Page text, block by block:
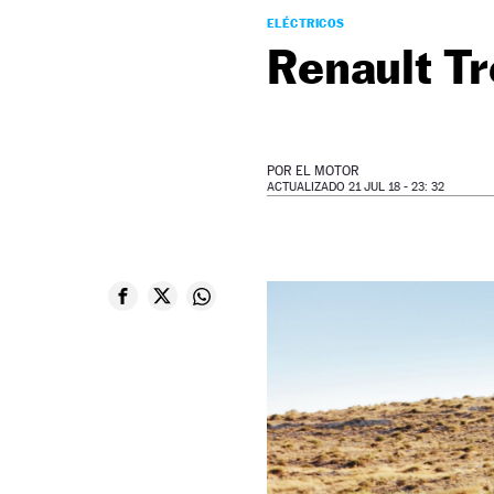
ELÉCTRICOS
Renault
POR EL MOTOR
ACTUALIZADO 21 JUL 18 - 23: 32